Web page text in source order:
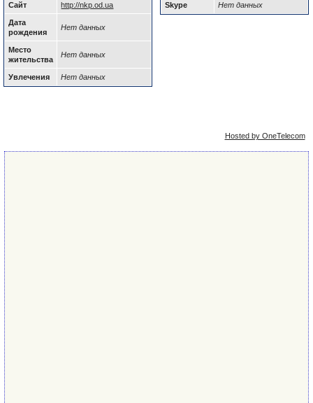
Сайт http://nkp.od.ua
Дата
рождения
Нет данных
Место
жительства
Нет данных
Увлечения Нет данных
Skype Нет данных
Hosted by OneTelecom